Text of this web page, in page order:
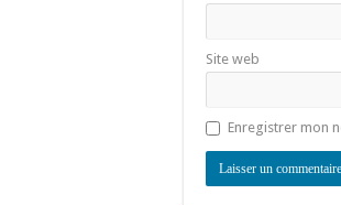
Site web
Enregistrer mon